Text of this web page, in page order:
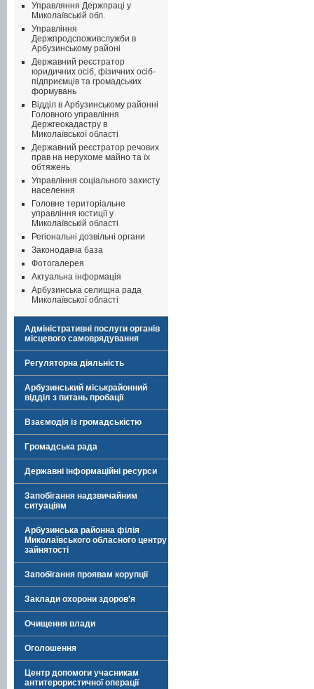
Управляння Держпраці у
Миколаївській обл.
Управління
Держпродспоживслужби в
Арбузинському районі
Державний реєстратор
юридичних осіб, фізичних осіб-
підприємців та громадських
формувань
Відділ в Арбузинському районні
Головного управління
Держгеокадастру в
Миколаївської області
Державний реєстратор речових
прав на нерухоме майно та їх
обтяжень
Управління соціального захисту
населення
Головне територіальне
управління юстиції у
Миколаївській області
Регіональні дозвільні органи
Законодавча база
Фотогалерея
Актуальна інформація
Арбузинська селищна рада
Миколаївської області
Адміністративні послуги органів
місцевого самоврядування
Регуляторна діяльність
Арбузинський міськрайонний
відділ з питань пробації
Взаємодія із громадськістю
Громадська рада
Державні інформаційні ресурси
Запобігання надзвичайним
ситуаціям
Арбузинська районна філія
Миколаївського обласного центру
зайнятості
Запобігання проявам корупції
Заклади охорони здоров'я
Очищення влади
Оголошення
Центр допомоги учасникам
антитерористичної операції